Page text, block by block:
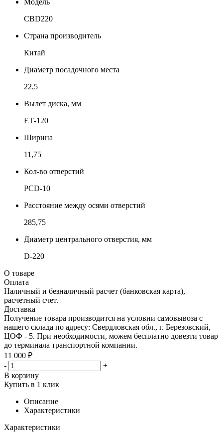
CBD220
Страна производитель
Китай
Диаметр посадочного места
22,5
Вылет диска, мм
ЕТ-120
Ширина
11,75
Кол-во отверстий
PCD-10
Расстояние между осями отверстий
285,75
Диаметр центрального отверстия, мм
D-220
О товаре
Оплата
Наличный и безналичный расчет (банковская карта),
расчетный счет.
Доставка
Получение товара производится на условии самовывоза с
нашего склада по адресу: Свердловская обл., г. Березовский,
ЦОФ - 5. При необходимости, можем бесплатно довезти товар
до терминала транспортной компании.
11 000 ₽
-
+
В корзину
Купить в 1 клик
Описание
Характеристики
Характеристики